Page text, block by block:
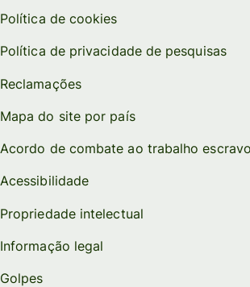
Política de cookies
Política de privacidade de pesquisas
Reclamações
Mapa do site por país
Acordo de combate ao trabalho
Acessibilidade
Propriedade intelectual
Informação legal
Golpes